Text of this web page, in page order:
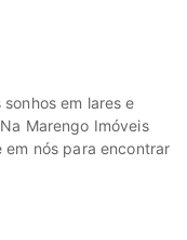
em lares e
Marengo Imóveis
nós para encontrar